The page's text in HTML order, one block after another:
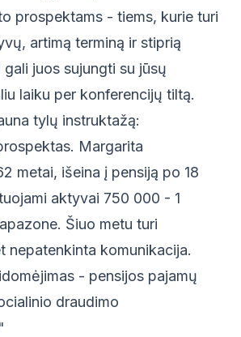
prospektams - tiems, kurie turi
artimą terminą ir stiprią
juos sujungti su jūsų
laiku per konferencijų tiltą.
tylų instruktažą:
Margarita
metai, išeina į pensiją po 18
aktyvai 750 000 - 1
Šiuo metu turi
nepatenkinta komunikacija.
- pensijos pajamų
draudimo